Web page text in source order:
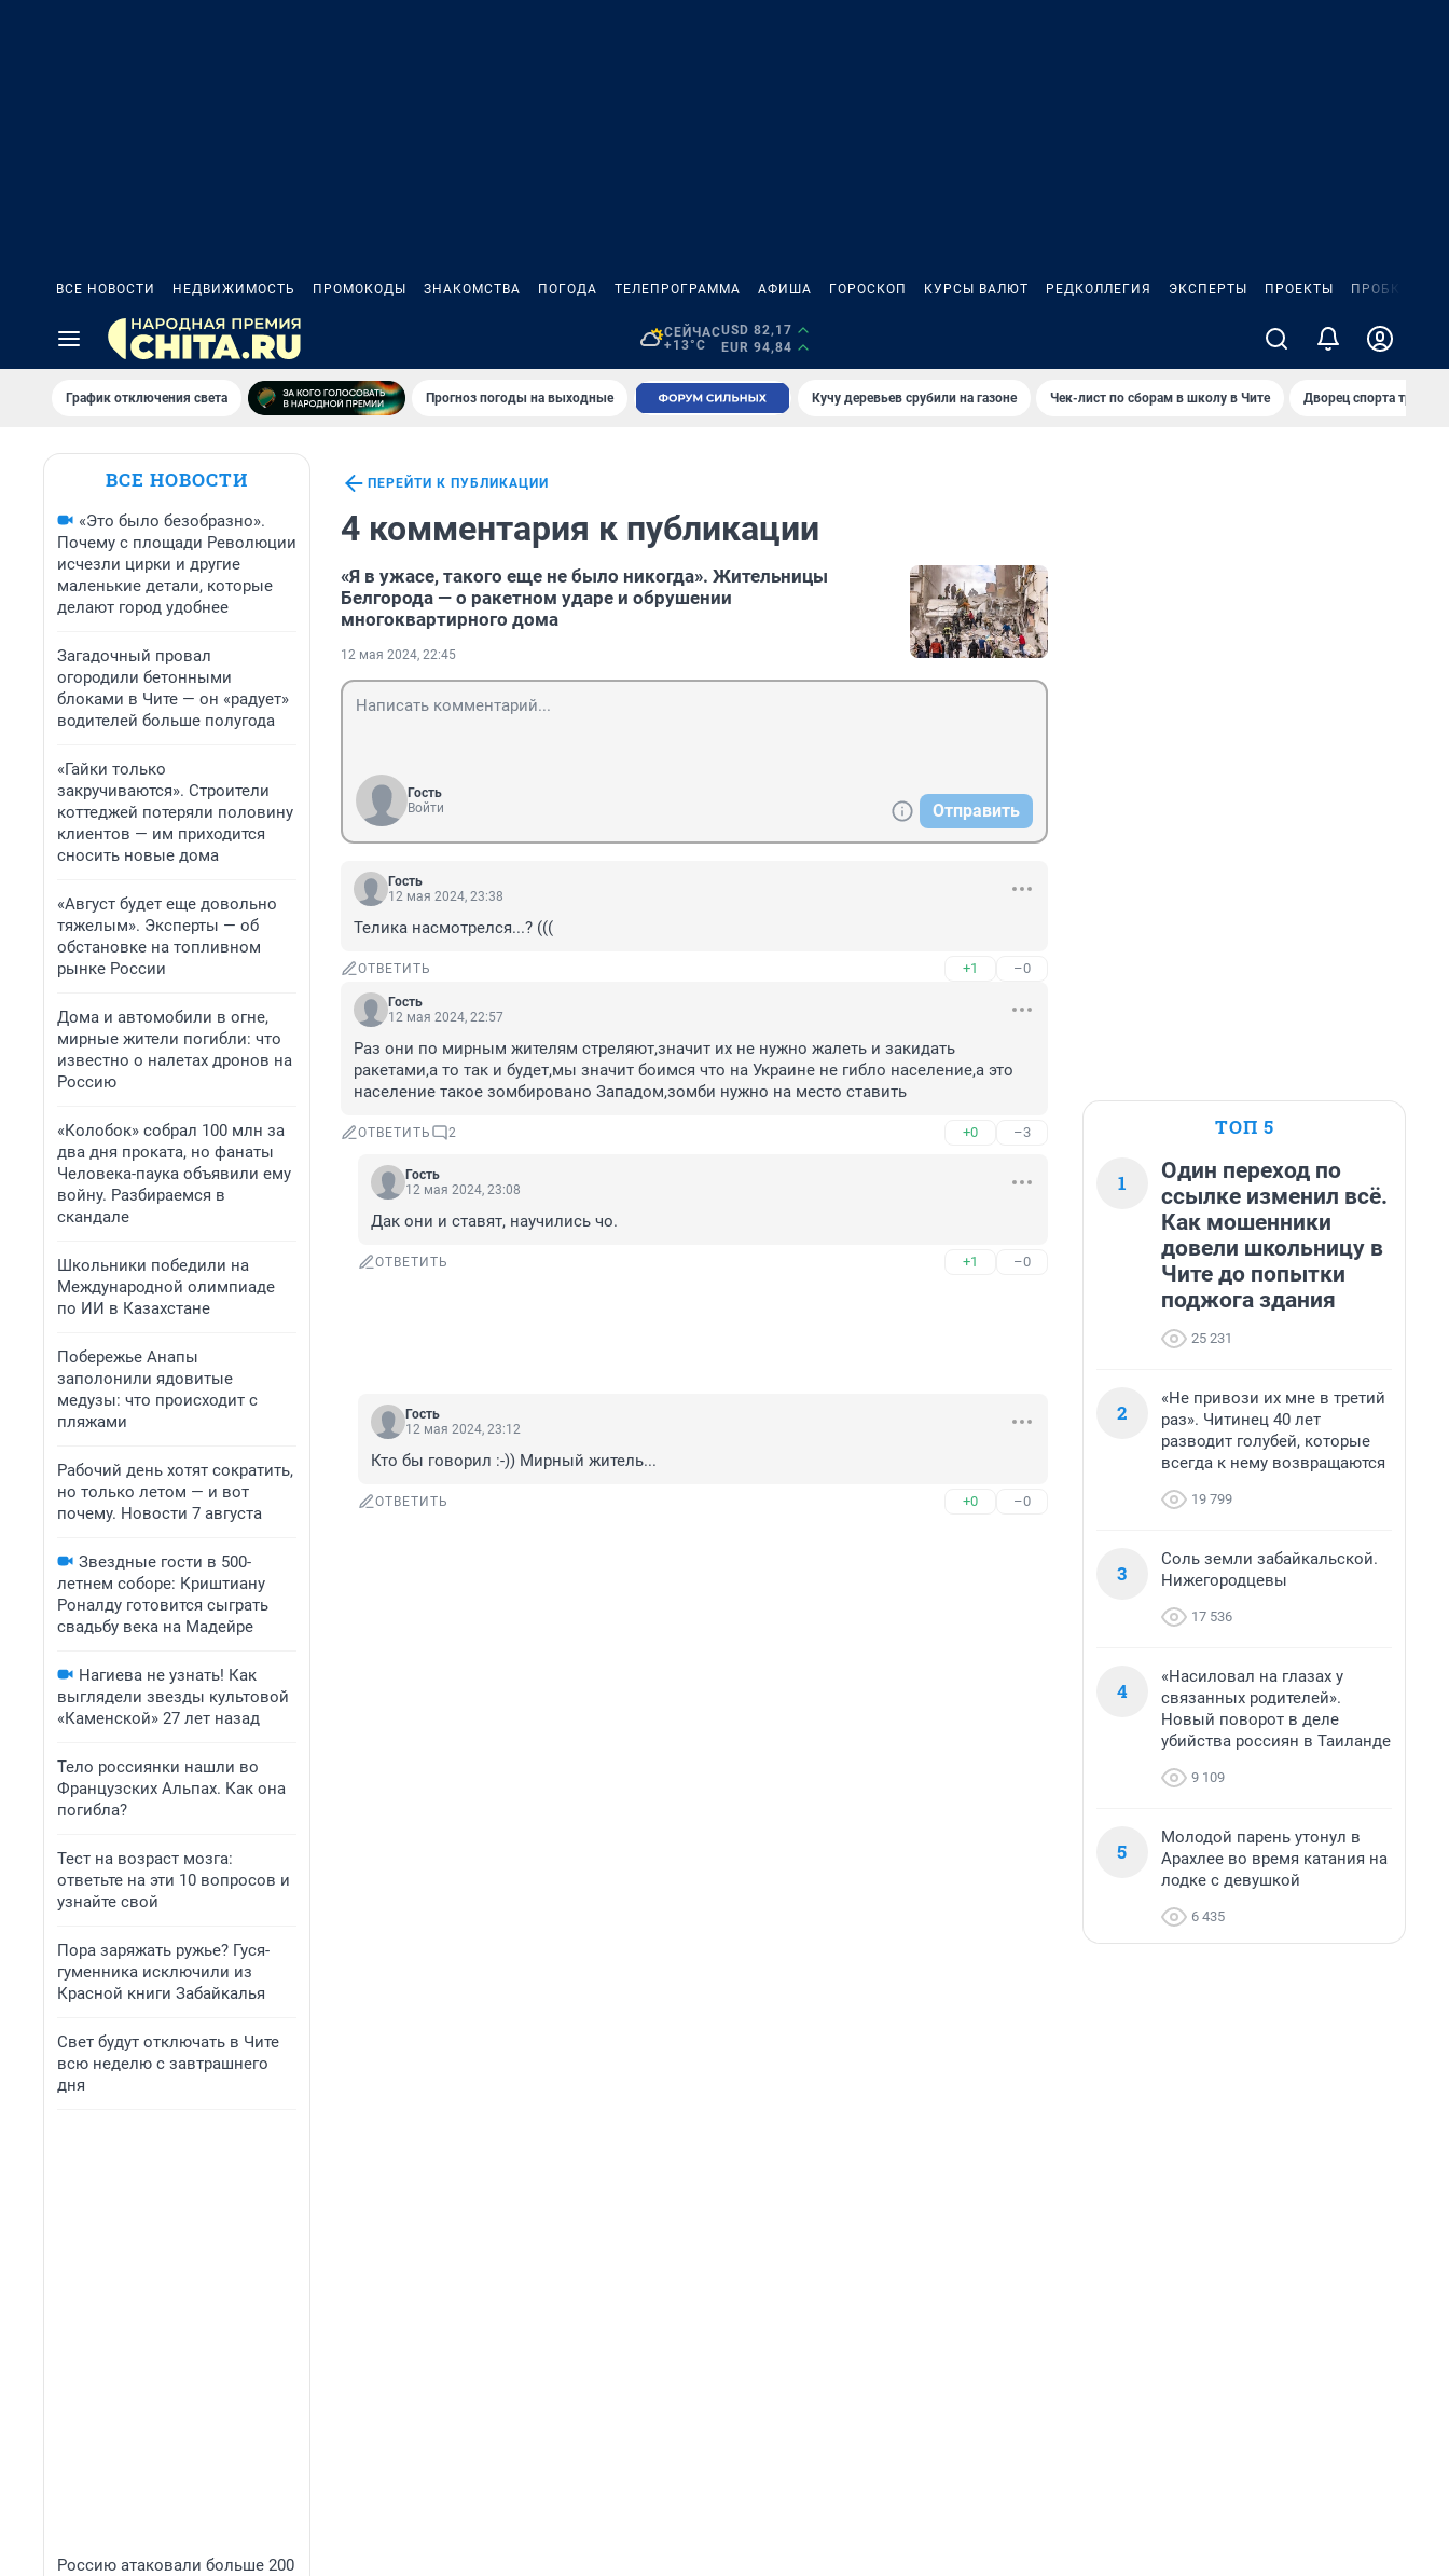
ВСЕ НОВОСТИ НЕДВИЖИМОСТЬ ПРОМОКОДЫ ЗНАКОМСТВА ПОГОДА ТЕЛЕПРОГРАММА АФИША ГОРОСКОП КУРСЫ ВАЛЮТ РЕДКОЛЛЕГИЯ ЭКСПЕРТЫ ПРОЕКТЫ ПРОБКИ
СЕЙЧАС
+13°C
USD 82,17
EUR 94,84
График отключения света Прогноз погоды на выходные Кучу деревьев срубили на газоне Чек-лист по сборам в школу в Чите Дворец спорта
ВСЕ НОВОСТИ
«Это было безобразно».
Почему с площади Революции
исчезли цирки и другие
маленькие детали, которые
делают город удобнее
Загадочный провал
огородили бетонными
блоками в Чите — он «радует»
водителей больше полугода
«Гайки только
закручиваются». Строители
коттеджей потеряли половину
клиентов — им приходится
сносить новые дома
«Август будет еще довольно
тяжелым». Эксперты — об
обстановке на топливном
рынке России
Дома и автомобили в огне,
мирные жители погибли: что
известно о налетах дронов на
Россию
«Колобок» собрал 100 млн за
два дня проката, но фанаты
Человека-паука объявили ему
войну. Разбираемся в
скандале
Школьники победили на
Международной олимпиаде
по ИИ в Казахстане
Побережье Анапы
заполонили ядовитые
медузы: что происходит с
пляжами
Рабочий день хотят сократить,
но только летом — и вот
почему. Новости 7 августа
Звездные гости в 500-
летнем соборе: Криштиану
Роналду готовится сыграть
свадьбу века на Мадейре
Нагиева не узнать! Как
выглядели звезды культовой
«Каменской» 27 лет назад
Тело россиянки нашли во
Французских Альпах. Как она
погибла?
Тест на возраст мозга:
ответьте на эти 10 вопросов и
узнайте свой
Пора заряжать ружье? Гуся-
гуменника исключили из
Красной книги Забайкалья
Свет будут отключать в Чите
всю неделю с завтрашнего
дня
Россию атаковали больше 200
ПЕРЕЙТИ К ПУБЛИКАЦИИ
4 комментария к публикации
«Я в ужасе, такого еще не было никогда». Жительницы
Белгорода — о ракетном ударе и обрушении
многоквартирного дома
12 мая 2024, 22:45
Гость
Войти
Отправить
Гость
12 мая 2024, 23:38
Телика насмотрелся...? (((
ОТВЕТИТЬ +1 –0
Гость
12 мая 2024, 22:57
Раз они по мирным жителям стреляют,значит их не нужно жалеть и закидать
ракетами,а то так и будет,мы значит боимся что на Украине не гибло население,а это
население такое зомбировано Западом,зомби нужно на место ставить
ОТВЕТИТЬ 2 +0 –3
Гость
12 мая 2024, 23:08
Дак они и ставят, научились чо.
ОТВЕТИТЬ +1 –0
Гость
12 мая 2024, 23:12
Кто бы говорил :-)) Мирный житель...
ОТВЕТИТЬ +0 –0
ТОП 5
1
Один переход по
ссылке изменил всё.
Как мошенники
довели школьницу в
Чите до попытки
поджога здания
25 231
2
«Не привози их мне в третий
раз». Читинец 40 лет
разводит голубей, которые
всегда к нему возвращаются
19 799
3
Соль земли забайкальской.
Нижегородцевы
17 536
4
«Насиловал на глазах у
связанных родителей».
Новый поворот в деле
убийства россиян в Таиланде
9 109
5
Молодой парень утонул в
Арахлее во время катания на
лодке с девушкой
6 435